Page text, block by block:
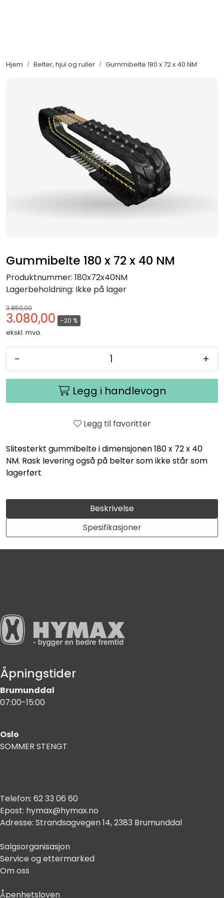
Hjem Belter, hjul og ruller Gummibelte 180 x 72 x 40 NM
Gummibelte 180 x 72 x 40 NM
Produktnummer: 180x72x40NM
Lagerbeholdning: Ikke på lager
3.850,00
3.080,00 -20 %
ekskl. mva.
- +
Legg i handlevogn
Legg til favoritter
Slitesterkt gummibelte i dimensjonen 180 x 72 x 40
NM. Rask levering også på belter som ikke står som
lagerført
Beskrivelse
Spesifikasjoner
Åpningstider
Brumunddal
07:00-15:00
Oslo
SOMMER STENGT
Telefon: 62 33 06 60
Epost: hymax@hymax.no
Adresse: Strandsagvegen 14, 2383 Brumunddal
Salgsorganisasjon
Service og ettermarked
Om oss
Åpenhetsloven
Utstyr og tilbehør
Filter og servicedeler
Service og støtte